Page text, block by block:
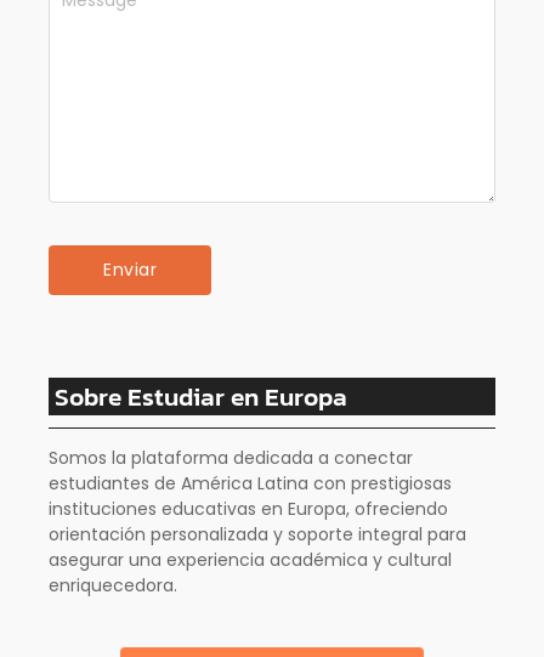
Sobre Estudiar en Europa
Somos la plataforma dedicada a conectar
estudiantes de América Latina con prestigiosas
instituciones educativas en Europa, ofreciendo
orientación personalizada y soporte integral para
asegurar una experiencia académica y cultural
enriquecedora.